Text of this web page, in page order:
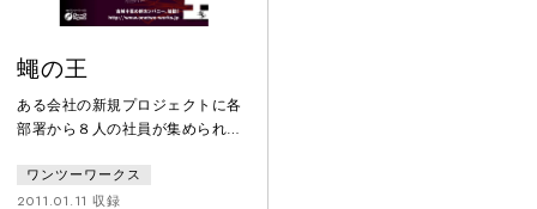
蠅の王
ある会社の新規プロジェクトに各
部署から８人の社員が集められ
チームリーダーとして意欲に燃え
るが、営業三課から来た女性幹部
ワンツーワークス
2011.01.11 収録